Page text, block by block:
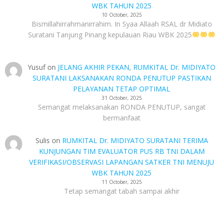
WBK TAHUN 2025
10 October, 2025
Bismillahirrahmanirrahim. In Syaa Allaah RSAL dr Midiato
Suratani Tanjung Pinang kepulauan Riau WBK 2025
Yusufon JELANG AKHIR PEKAN, RUMKITAL Dr. MIDIYATO
SURATANI LAKSANAKAN RONDA PENUTUP PASTIKAN
PELAYANAN TETAP OPTIMAL
31 October, 2025
Semangat melaksanakan RONDA PENUTUP, sangat
bermanfaat
Sulis on RUMKITAL Dr. MIDIYATO SURATANI TERIMA
KUNJUNGAN TIM EVALUATOR PUS RB TNI DALAM
VERIFIKASI/OBSERVASI LAPANGAN SATKER TNI MENUJU
WBK TAHUN 2025
11 October, 2025
Tetap semangat tabah sampai akhir